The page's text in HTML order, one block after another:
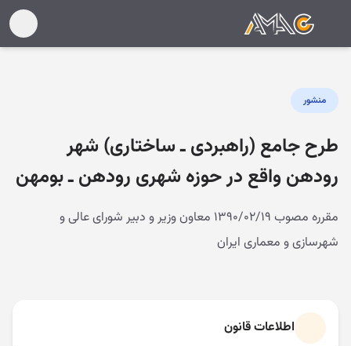
منشور
طرح جامع (راهبردی ـ ساختاری) شهر
رودهن واقع در حوزه شهری رودهن ـ بومهن
مقرره مصوب ۱۳۹۰/۰۲/۱۹ معاون وزیر و دبیر شورای عالی و
شهرسازی و معماری ایران
اطلاعات قانون